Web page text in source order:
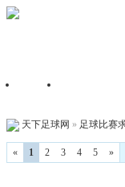
首页
天下足球网 » 足球比赛
« 1 2 3 4 5 »